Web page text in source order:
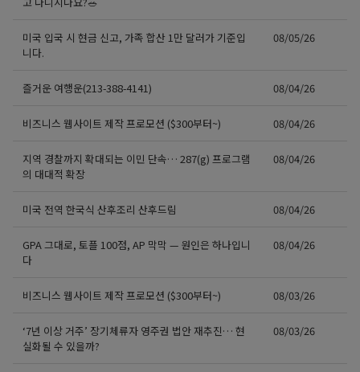
미국 입국 시 현금 신고, 가족 합산 1만 달러가 기준입
니다.
08/05/26
즐거운 여행운(213-388-4141) 08/04/26
비즈니스 웹사이트 제작 프로모션 ($300부터~) 08/04/26
지역 경찰까지 확대되는 이민 단속… 287(g) 프로그램
의 대대적 확장
08/04/26
미국 전역 한국식 산후조리 산후드림 08/04/26
GPA 그대로, 토플 100점, AP 막막 — 원인은 하나입니
다
08/04/26
비즈니스 웹사이트 제작 프로모션 ($300부터~) 08/03/26
‘7년 이상 거주’ 장기체류자 영주권 법안 재추진… 현
실화될 수 있을까?
08/03/26